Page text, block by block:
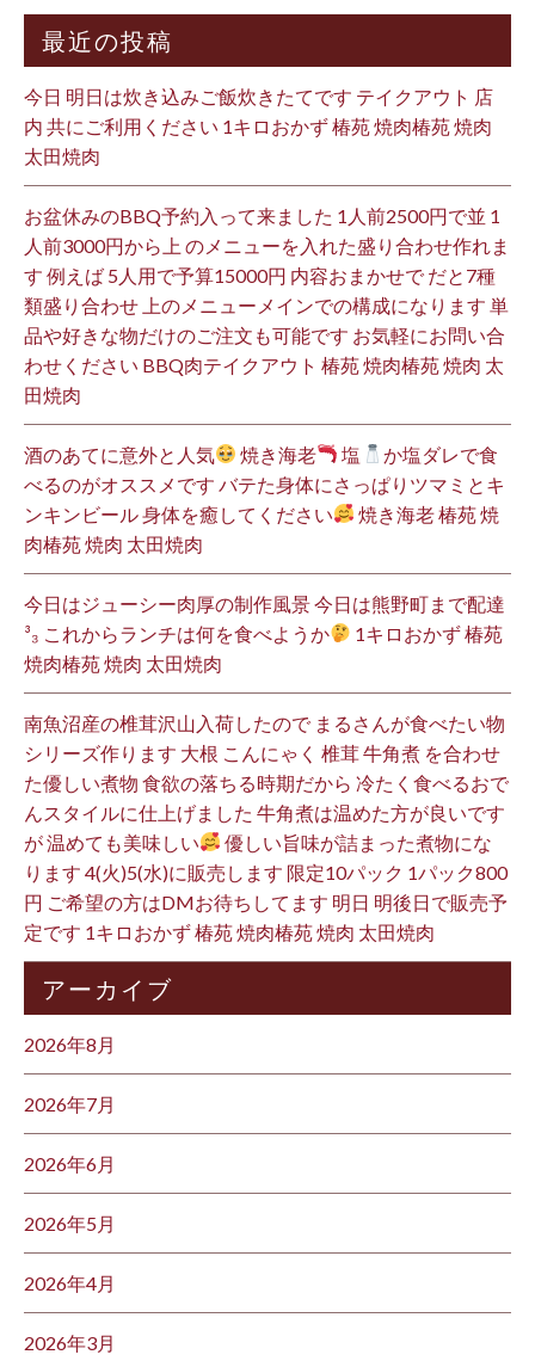
最近の投稿
今日 明日は炊き込みご飯炊きたてです テイクアウト 店
内 共にご利用ください 1キロおかず 椿苑 焼肉椿苑 焼肉
太田焼肉
お盆休みのBBQ予約入って来ました 1人前2500円で並 1
人前3000円から上 のメニューを入れた盛り合わせ作れま
す 例えば 5人用で予算15000円 内容おまかせで だと7種
類盛り合わせ 上のメニューメインでの構成になります 単
品や好きな物だけのご注文も可能です お気軽にお問い合
わせください BBQ肉テイクアウト 椿苑 焼肉椿苑 焼肉 太
田焼肉
酒のあてに意外と人気 焼き海老 塩
か塩ダレで食
べるのがオススメです バテた身体にさっぱりツマミとキ
ンキンビール 身体を癒してください
焼き海老 椿苑 焼
肉椿苑 焼肉 太田焼肉
今日はジューシー肉厚の制作風景 今日は熊野町まで配達
³₃ これからランチは何を食べようか
1キロおかず 椿苑
焼肉椿苑 焼肉 太田焼肉
南魚沼産の椎茸沢山入荷したので まるさんが食べたい物
シリーズ作ります 大根 こんにゃく 椎茸 牛角煮 を合わせ
た優しい煮物 食欲の落ちる時期だから 冷たく食べるおで
んスタイルに仕上げました 牛角煮は温めた方が良いです
が 温めても美味しい
優しい旨味が詰まった煮物にな
ります 4(火)5(水)に販売します 限定10パック 1パック800
円 ご希望の方はDMお待ちしてます 明日 明後日で販売予
定です 1キロおかず 椿苑 焼肉椿苑 焼肉 太田焼肉
アーカイブ
2026年8月
2026年7月
2026年6月
2026年5月
2026年4月
2026年3月